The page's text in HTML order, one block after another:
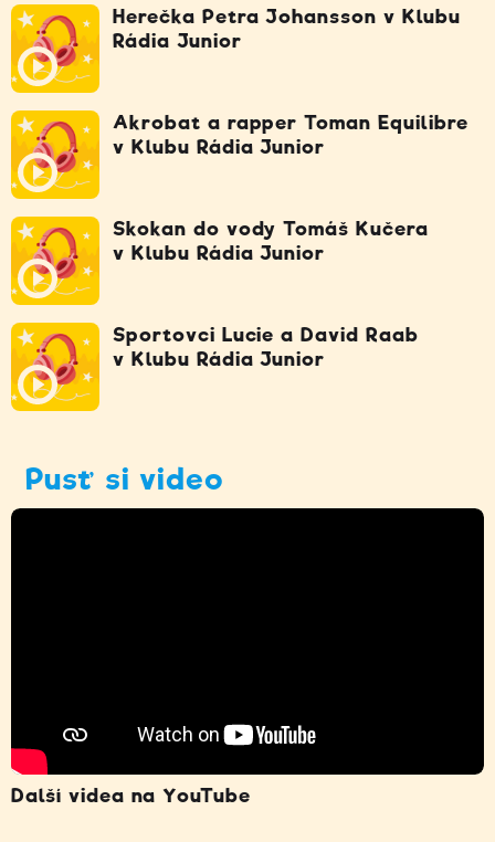
Herečka Petra Johansson v Klubu
Rádia Junior
Akrobat a rapper Toman Equilibre
v Klubu Rádia Junior
Skokan do vody Tomáš Kučera
v Klubu Rádia Junior
Sportovci Lucie a David Raab
v Klubu Rádia Junior
Pusť si video
Další videa na YouTube